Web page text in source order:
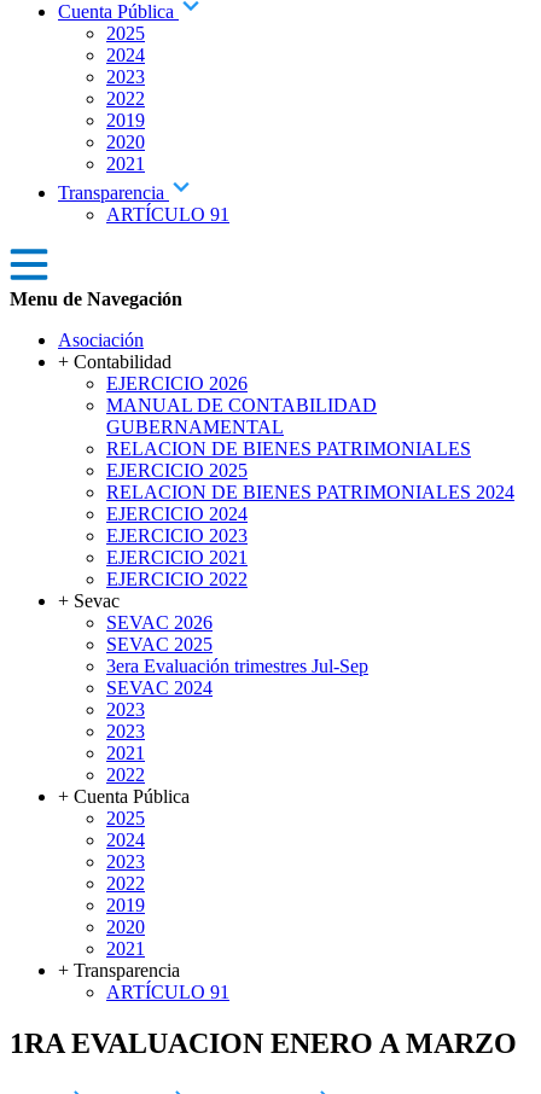
Cuenta Pública
2025
2024
2023
2022
2019
2020
2021
Transparencia
ARTÍCULO 91
Menu de Navegación
Asociación
+ Contabilidad
EJERCICIO 2026
MANUAL DE CONTABILIDAD
GUBERNAMENTAL
RELACION DE BIENES PATRIMONIALES
EJERCICIO 2025
RELACION DE BIENES PATRIMONIALES 2024
EJERCICIO 2024
EJERCICIO 2023
EJERCICIO 2021
EJERCICIO 2022
+ Sevac
SEVAC 2026
SEVAC 2025
3era Evaluación trimestres Jul-Sep
SEVAC 2024
2023
2023
2021
2022
+ Cuenta Pública
2025
2024
2023
2022
2019
2020
2021
+ Transparencia
ARTÍCULO 91
1RA EVALUACION ENERO A MARZO